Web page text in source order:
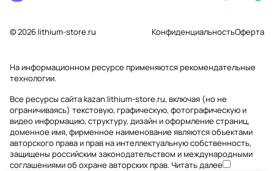
© 2026 lithium-store.ru КонфиденциальностьОферта
На информационном ресурсе применяютсярекомендательные
технологии.
Все ресурсы сайта kazan.lithium-store.ru, включая (но не
ограничиваясь) текстовую, графическую, фотографическую и
видео информацию, структуру, дизайн и оформление страниц,
доменное имя, фирменное наименование являются объектами
авторского права и прав на интеллектуальную собственность,
защищены российским законодательством и международными
соглашениями об охране авторских прав.Читать далее